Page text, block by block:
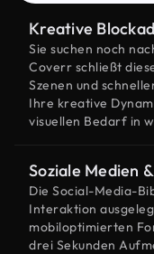
Kreative
Sie suchen noch
Coverr schließt
Szenen und
Ihre kreative
visuellen Bedarf in
Soziale Medien
Die Social-Media-
Interaktion
mobiloptimierten
drei Sekunden